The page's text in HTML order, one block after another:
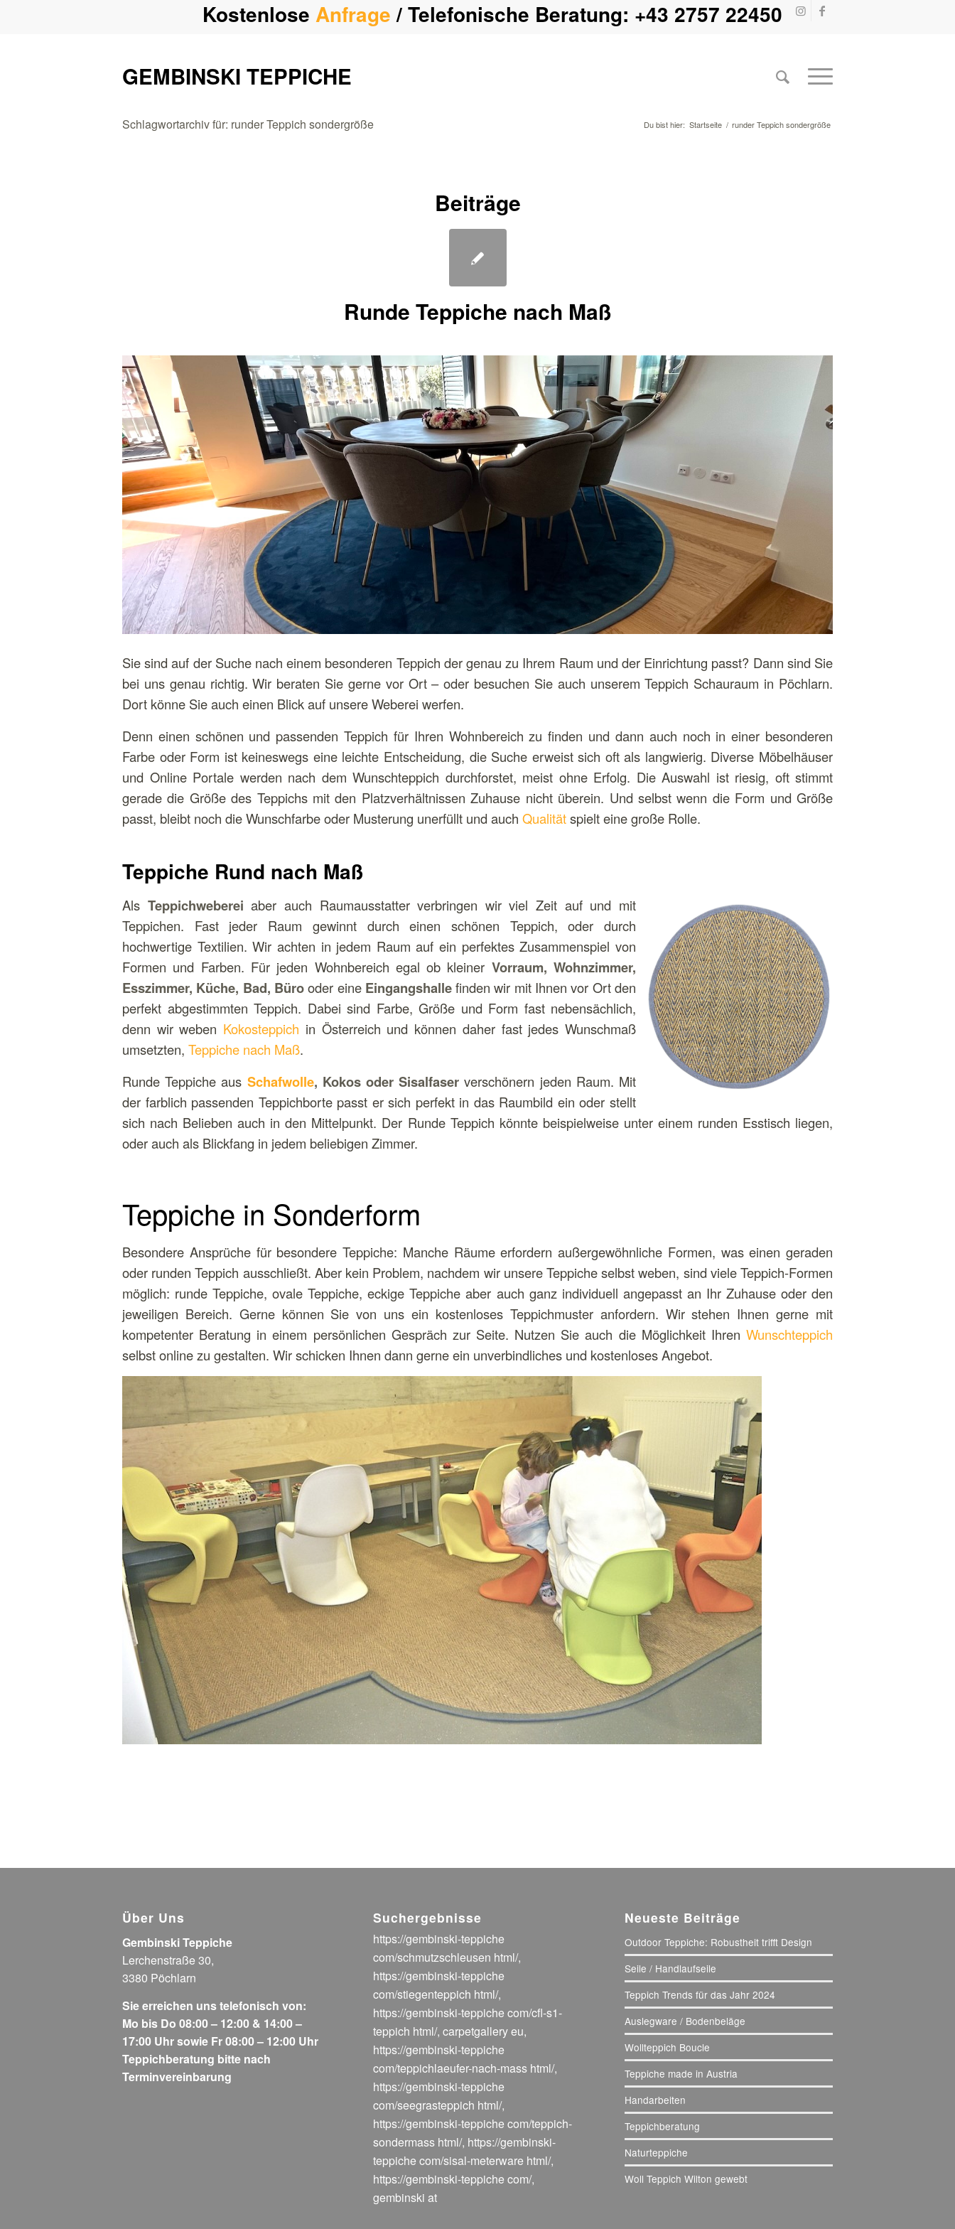
Kostenlose Anfrage/ Telefonische Beratung: +43 2757 22450
GEMBINSKI TEPPICHE
Schlagwortarchiv für: runder Teppich sondergröße Du bist hier: Startseite / runder Teppich sondergröße
Beiträge
Runde Teppiche nach Maß
Sie sind auf der Suche nach einem besonderen Teppich der genau zu Ihrem Raum und der Einrichtung passt? Dann sind Sie
bei uns genau richtig. Wir beraten Sie gerne vor Ort – oder besuchen Sie auch unserem Teppich Schauraum in Pöchlarn.
Dort könne Sie auch einen Blick auf unsere Weberei werfen.
Denn einen schönen und passenden Teppich für Ihren Wohnbereich zu finden und dann auch noch in einer besonderen
Farbe oder Form ist keineswegs eine leichte Entscheidung, die Suche erweist sich oft als langwierig. Diverse Möbelhäuser
und Online Portale werden nach dem Wunschteppich durchforstet, meist ohne Erfolg. Die Auswahl ist riesig, oft stimmt
gerade die Größe des Teppichs mit den Platzverhältnissen Zuhause nicht überein. Und selbst wenn die Form und Größe
passt, bleibt noch die Wunschfarbe oder Musterung unerfüllt und auch Qualitätspielt eine große Rolle.
Teppiche Rund nach Maß
Als Teppichweberei aber auch Raumausstatter verbringen wir viel Zeit auf und mit
Teppichen. Fast jeder Raum gewinnt durch einen schönen Teppich, oder durch
hochwertige Textilien. Wir achten in jedem Raum auf ein perfektes Zusammenspiel von
Formen und Farben. Für jeden Wohnbereich egal ob kleiner Vorraum, Wohnzimmer,
Esszimmer, Küche, Bad, Bürooder eine Eingangshallefinden wir mit Ihnen vor Ort den
perfekt abgestimmten Teppich. Dabei sind Farbe, Größe und Form fast nebensächlich,
denn wir weben Kokosteppich in Österreich und können daher fast jedes Wunschmaß
umsetzten, Teppiche nach Maß.
Runde Teppiche aus Schafwolle, Kokos oder Sisalfaser verschönern jeden Raum. Mit
der farblich passenden Teppichborte passt er sich perfekt in das Raumbild ein oder stellt
sich nach Belieben auch in den Mittelpunkt. Der Runde Teppich könnte beispielweise unter einem runden Esstisch liegen,
oder auch als Blickfang in jedem beliebigen Zimmer.
Teppiche in Sonderform
Besondere Ansprüche für besondere Teppiche: Manche Räume erfordern außergewöhnliche Formen, was einen geraden
oder runden Teppich ausschließt. Aber kein Problem, nachdem wir unsere Teppiche selbst weben, sind viele Teppich-Formen
möglich: runde Teppiche, ovale Teppiche, eckige Teppiche aber auch ganz individuell angepasst an Ihr Zuhause oder den
jeweiligen Bereich. Gerne können Sie von uns ein kostenloses Teppichmuster anfordern. Wir stehen Ihnen gerne mit
kompetenter Beratung in einem persönlichen Gespräch zur Seite. Nutzen Sie auch die Möglichkeit Ihren Wunschteppich
selbst online zu gestalten. Wir schicken Ihnen dann gerne ein unverbindliches und kostenloses Angebot.
Über Uns
Gembinski Teppiche
Lerchenstraße 30,
3380 Pöchlarn
Sie erreichen uns telefonisch von:
Mo bis Do 08:00 – 12:00 & 14:00 –
17:00 Uhr sowie Fr 08:00 – 12:00 Uhr
Teppichberatung bitte nach
Terminvereinbarung
Suchergebnisse
https://gembinski-teppiche
com/schmutzschleusen html/,
https://gembinski-teppiche
com/stiegenteppich html/,
https://gembinski-teppiche com/cfl-s1-
teppich html/,carpetgallery eu,
https://gembinski-teppiche
com/teppichlaeufer-nach-mass html/,
https://gembinski-teppiche
com/seegrasteppich html/,
https://gembinski-teppiche com/teppich-
sondermass html/, https://gembinski-
teppiche com/sisal-meterware html/,
https://gembinski-teppiche com/,
gembinski at
Neueste Beiträge
Outdoor Teppiche: Robustheit trifft Design
Seile / Handlaufseile
Teppich Trends für das Jahr 2024
Auslegware / Bodenbeläge
Wollteppich Boucle
Teppiche made in Austria
Handarbeiten
Teppichberatung
Naturteppiche
Woll Teppich Wilton gewebt